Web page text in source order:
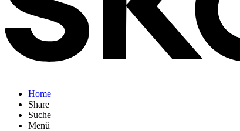
Home
Share
Suche
Menü